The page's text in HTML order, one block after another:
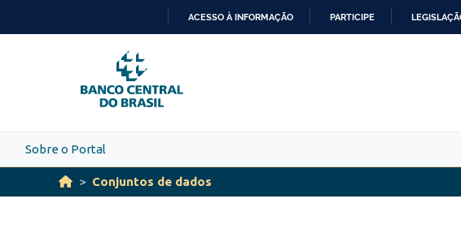
PARA
O
CONTEÚDO
ACESSO À INFORMAÇÃO PARTICIPE
Sobre o Portal
Conjuntos de dados